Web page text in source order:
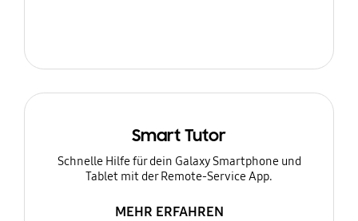
Smart Tutor
Schnelle Hilfe für dein Galaxy Smartphone und
Tablet mit der Remote-Service App.
MEHR ERFAHREN